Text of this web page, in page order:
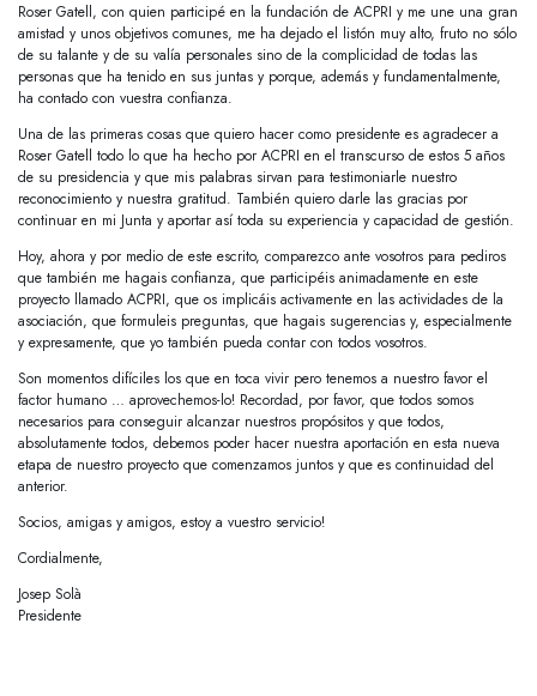
Roser Gatell, con quien participé en la fundación de ACPRI y me une una gran
amistad y unos objetivos comunes, me ha dejado el listón muy alto, fruto no sólo
de su talante y de su valía personales sino de la complicidad de todas las
personas que ha tenido en sus juntas y porque, además y fundamentalmente,
ha contado con vuestra confianza.
Una de las primeras cosas que quiero hacer como presidente es agradecer a
Roser Gatell todo lo que ha hecho por ACPRI en el transcurso de estos 5 años
de su presidencia y que mis palabras sirvan para testimoniarle nuestro
reconocimiento y nuestra gratitud. También quiero darle las gracias por
continuar en mi Junta y aportar así toda su experiencia y capacidad de gestión.
Hoy, ahora y por medio de este escrito, comparezco ante vosotros para pediros
que también me hagais confianza, que participéis animadamente en este
proyecto llamado ACPRI, que os implicáis activamente en las actividades de la
asociación, que formuleis preguntas, que hagais sugerencias y, especialmente
y expresamente, que yo también pueda contar con todos vosotros.
Son momentos difíciles los que en toca vivir pero tenemos a nuestro favor el
factor humano … aprovechemos-lo! Recordad, por favor, que todos somos
necesarios para conseguir alcanzar nuestros propósitos y que todos,
absolutamente todos, debemos poder hacer nuestra aportación en esta nueva
etapa de nuestro proyecto que comenzamos juntos y que es continuidad del
anterior.
Socios, amigas y amigos, estoy a vuestro servicio!
Cordialmente,
Josep Solà
Presidente